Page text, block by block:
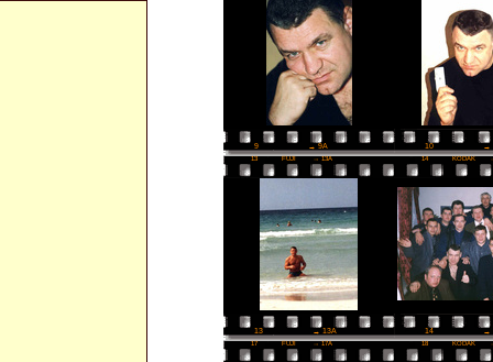
9 → 9A 10 →
13 FUJI → 13A 14 KODAK
13 → 13A 14 →
17 FUJI → 17A 18 KODAK